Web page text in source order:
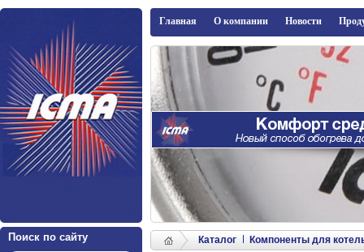
Каталог Компоненты для
ICMA
Главная О компании Новости
Поиск по сайту